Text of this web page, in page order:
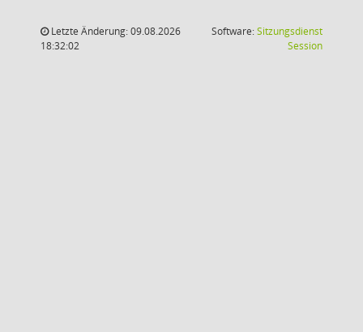
Letzte Änderung: 09.08.2026
18:32:02
Software:Sitzungsdienst
Session(Wird in